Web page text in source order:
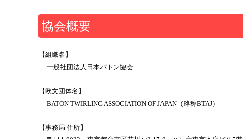
協会概要
【組織名】
一般社団法人日本バトン協会
【欧文団体名】
BATON TWIRLING ASSOCIATION OF JAPAN（略称BTAJ）
【事務局 住所】